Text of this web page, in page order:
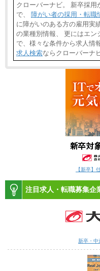
クローバーナビ。 新卒採用
で、 障がい者の採用・転職
に障がいのある方の雇用実
の業種別情報、 更にはエン
で、様々な条件から求人情
求人検索ならクローバーナ
【新卒】
注目求人・転職募集企
新卒・中